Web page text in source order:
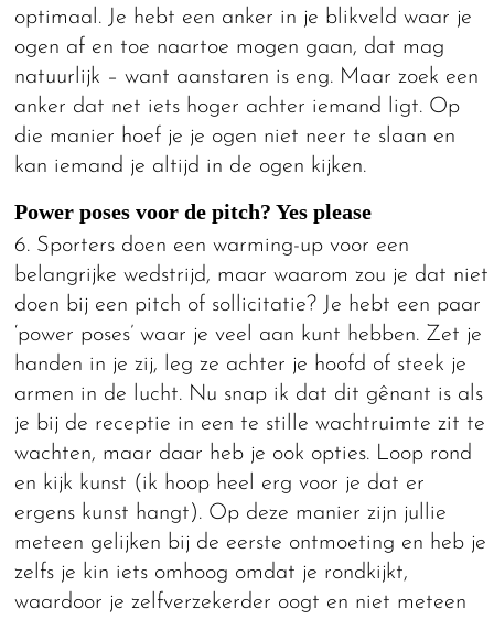
optimaal. Je hebt een anker in je blikveld waar je
ogen af en toe naartoe mogen gaan, dat mag
natuurlijk – want aanstaren is eng. Maar zoek een
anker dat net iets hoger achter iemand ligt. Op
die manier hoef je je ogen niet neer te slaan en
kan iemand je altijd in de ogen kijken.
Power poses voor de pitch? Yes please
6. Sporters doen een warming-up voor een
belangrijke wedstrijd, maar waarom zou je dat niet
doen bij een pitch of sollicitatie? Je hebt een paar
‘power poses’ waar je veel aan kunt hebben. Zet je
handen in je zij, leg ze achter je hoofd of steek je
armen in de lucht. Nu snap ik dat dit gênant is als
je bij de receptie in een te stille wachtruimte zit te
wachten, maar daar heb je ook opties. Loop rond
en kijk kunst (ik hoop heel erg voor je dat er
ergens kunst hangt). Op deze manier zijn jullie
meteen gelijken bij de eerste ontmoeting en heb je
zelfs je kin iets omhoog omdat je rondkijkt,
waardoor je zelfverzekerder oogt en niet meteen